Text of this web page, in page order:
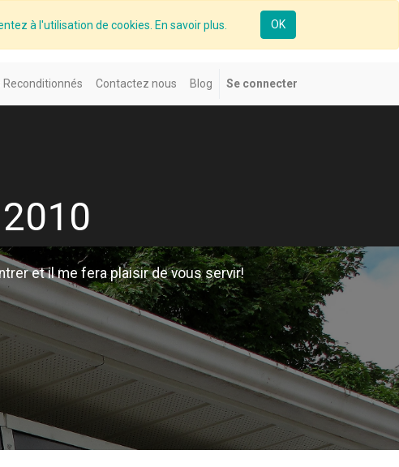
à l'utilisation de cookies. En savoir plus. OK
Contactez nous Blog Se connecter
et il me fera plaisir de vous servir!